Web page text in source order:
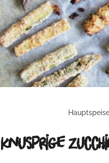
knusprige